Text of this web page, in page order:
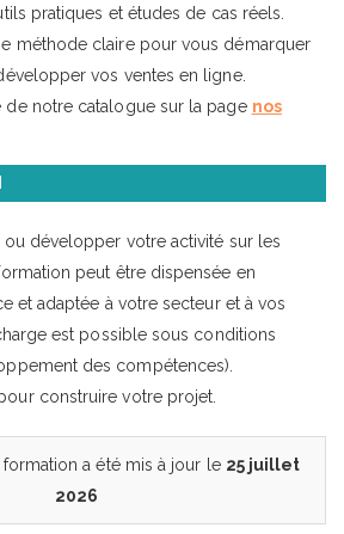
pratiques et études de cas réels.
méthode claire pour vous démarquer
vos ventes en ligne.
de notre catalogue sur la page nos
développer votre activité sur les
peut être dispensée en
et adaptée à votre secteur et à vos
est possible sous conditions
des compétences).
construire votre projet.
a été mis à jour le 25 juillet
2026